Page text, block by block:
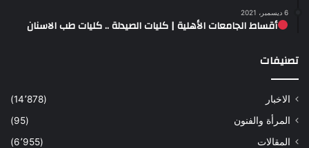
6 ديسمبر، 2021
أقساط الجامعات الأهلية | كليات الصيدلة .. كليات طب الاسنان
تصنيفات
الاخبار
(14٬878)
المرأة والفنون
(95)
المقالات
(6٬955)